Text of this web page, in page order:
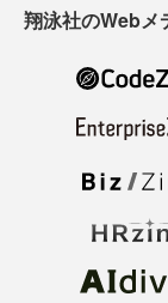
翔泳社のWebメ